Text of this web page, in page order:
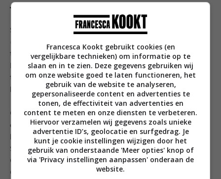
Wat je gaat doen
Schil de aardappels, snijd ze in kleinere blokjes
(ongeveer zelfde grootte) en doe ze samen met de
teentjes knoflook in een grote pan met water en zout.
Breng aan de kook en laat circa 20 minuten koken
totdat ze gaar zijn. Check even met een vork om te
kijken of ze gelijk doorbreken en dus gaar zijn.
Giet de aardappels af en laat ze nog even
droogstomen in dezelfde pan. De teentjes knoflook
horen hier ook bij, want die ga je zo mee stampen.
Schenk de olijfolie in de pan erbij en begin te stampen.
Gewoon met een pureestamper en lekker grof dus.
Check of de puree romig genoeg is (proef) en schenk
Francesca Kookt gebruikt cookies (en
vergelijkbare technieken) om informatie op te
slaan en in te zien. Deze gegevens gebruiken wij
om onze website goed te laten functioneren, het
gebruik van de website te analyseren,
gepersonaliseerde content en advertenties te
tonen, de effectiviteit van advertenties en
content te meten en onze diensten te verbeteren.
Hiervoor verzamelen wij gegevens zoals unieke
advertentie ID’s, geolocatie en surfgedrag. Je
kunt je cookie instellingen wijzigen door het
gebruik van onderstaande 'Meer opties' knop of
via 'Privacy instellingen aanpassen' onderaan de
website.